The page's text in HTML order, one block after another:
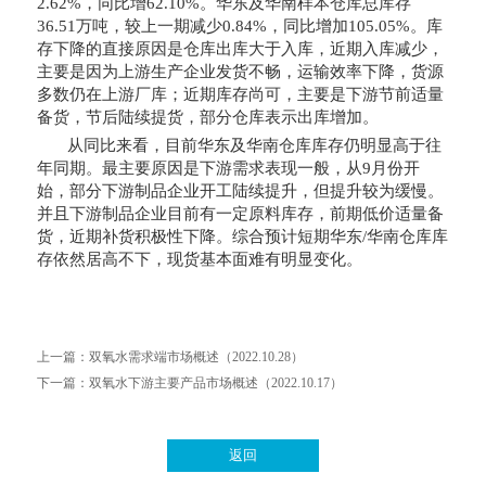
36.51万吨，较上一期减少0.84%，同比增加105.05%。库
存下降的直接原因是仓库出库大于入库，近期入库减少，
主要是因为上游生产企业发货不畅，运输效率下降，货源
多数仍在上游厂库；近期库存尚可，主要是下游节前适量
备货，节后陆续提货，部分仓库表示出库增加。
从同比来看，目前华东及华南仓库库存仍明显高于往
年同期。最主要原因是下游需求表现一般，从9月份开
始，部分下游制品企业开工陆续提升，但提升较为缓慢。
并且下游制品企业目前有一定原料库存，前期低价适量备
货，近期补货积极性下降。综合预计短期华东/华南仓库库
存依然居高不下，现货基本面难有明显变化。
上一篇： 双氧水需求端市场概述（2022.10.28）
下一篇： 双氧水下游主要产品市场概述（2022.10.17）
返回